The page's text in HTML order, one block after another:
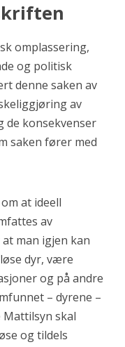
omplassering,
og politisk
denne saken av
av
de konsekvenser
saken fører med
at ideell
av
man igjen kan
dyr, være
og på andre
– dyrene –
skal
og tildels